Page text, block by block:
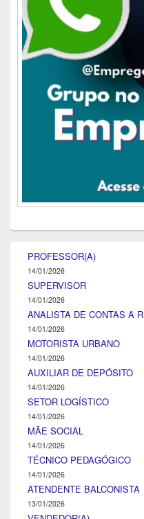
PROFESSOR(A)
14/01/2026
SUPERVISOR
14/01/2026
ANALISTA DE CONTAS A
14/01/2026
MOTORISTA URBANO
14/01/2026
AUXILIAR DE DEPÓSITO
14/01/2026
SETOR LOGÍSTICO
14/01/2026
MÃE SOCIAL
14/01/2026
TÉCNICO PEDAGÓGICO
14/01/2026
ATENDENTE BALCONISTA
13/01/2026